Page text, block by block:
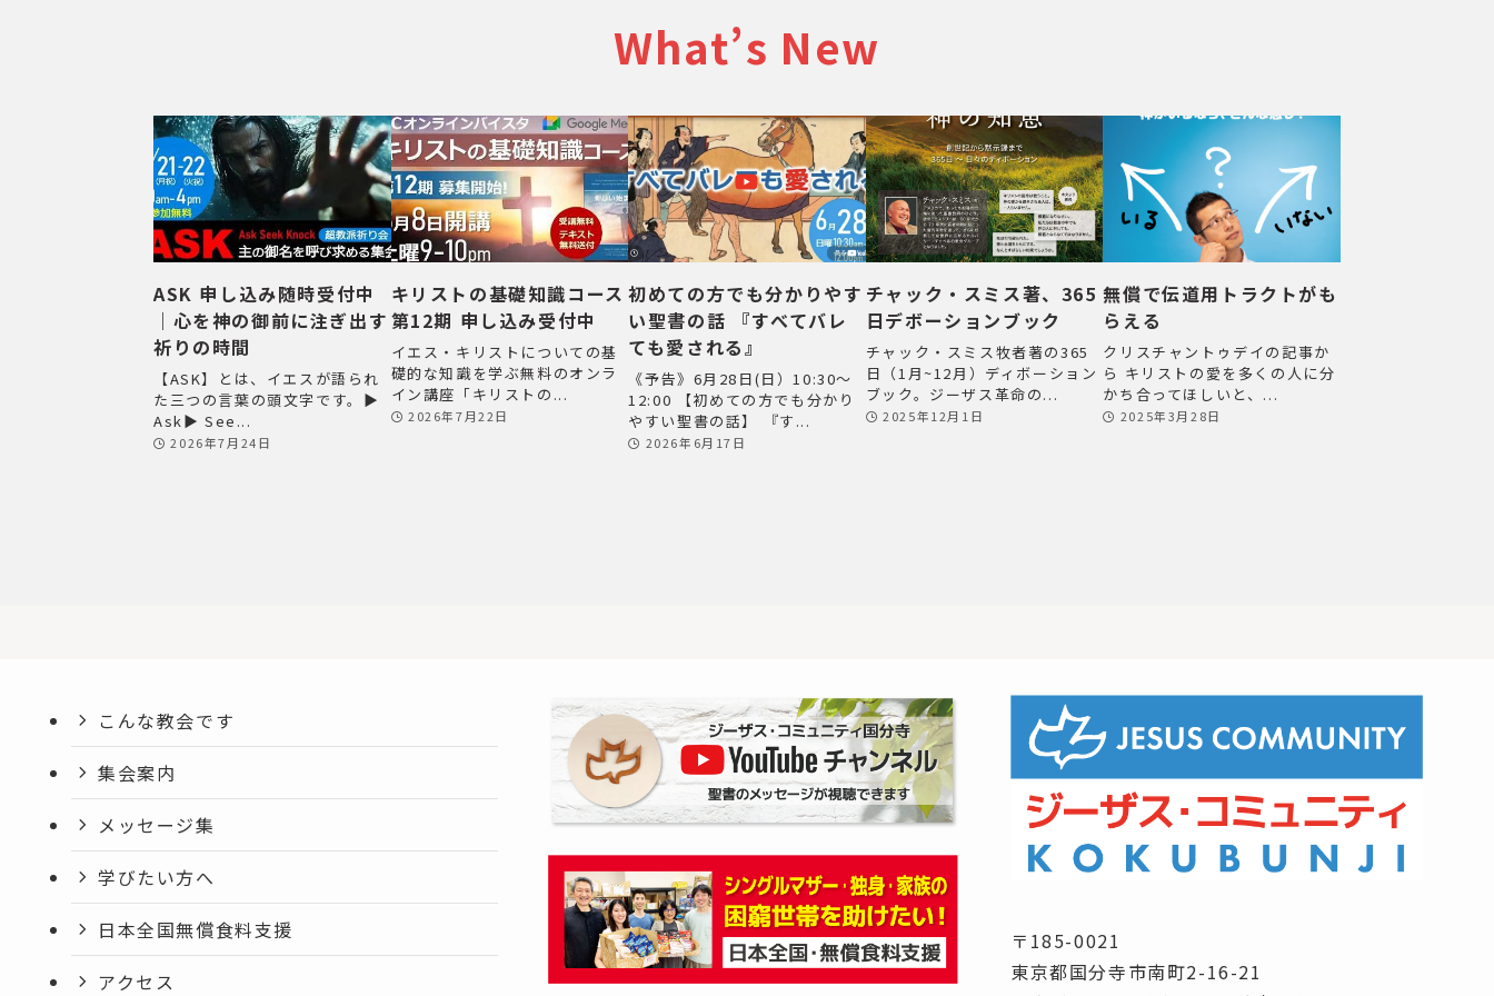
What’s New
ASK 申し込み随時受付中
｜心を神の御前に注ぎ出す
祈りの時間
【ASK】とは、イエスが語られ
た三つの言葉の頭文字です。▶
Ask▶ See...
2026年7月24日
キリストの基礎知識コース
第12期 申し込み受付中
イエス・キリストについての基
礎的な知識を学ぶ無料のオンラ
イン講座「キリストの...
2026年7月22日
初めての方でも分かりやす
い聖書の話 『すべてバレ
ても愛される』
《予告》6月28日(日）10:30～
12:00 【初めての方でも分かり
やすい聖書の話】 『す...
2026年6月17日
チャック・スミス著、365
日デボーションブック
チャック・スミス牧者著の365
日（1月~12月）ディボーション
ブック。ジーザス革命の...
2025年12月1日
無償で伝道用トラクトがも
らえる
クリスチャントゥデイの記事か
ら キリストの愛を多くの人に分
かち合ってほしいと、...
2025年3月28日
こんな教会です
集会案内
メッセージ集
学びたい方へ
日本全国無償食料支援
アクセス
〒185-0021
東京都国分寺市南町2-16-21